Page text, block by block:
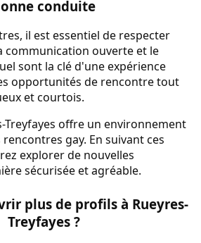
conduite
il est essentiel de respecter
communication ouverte et le
sont la clé d'une expérience
opportunités de rencontre tout
et courtois.
Treyfayes offre un environnement
gay. En suivant ces
explorer de nouvelles
sécurisée et agréable.
plus de profils à Rueyres-
Treyfayes ?